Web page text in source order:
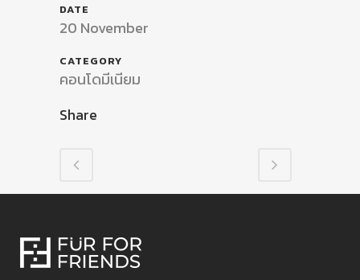
DATE
20 November
CATEGORY
คอนโดมีเนียม
Share